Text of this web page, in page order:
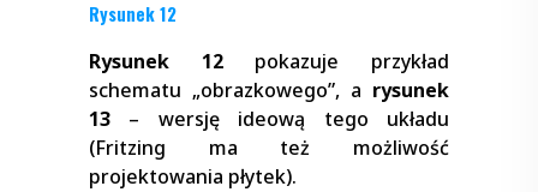
Rysunek 12
Rysunek 12pokazuje przykład
schematu „obrazkowego”, a rysunek
13 – wersję ideową tego układu
(Fritzing ma też możliwość
projektowania płytek).